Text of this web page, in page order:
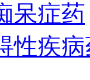
呆症药
性疾